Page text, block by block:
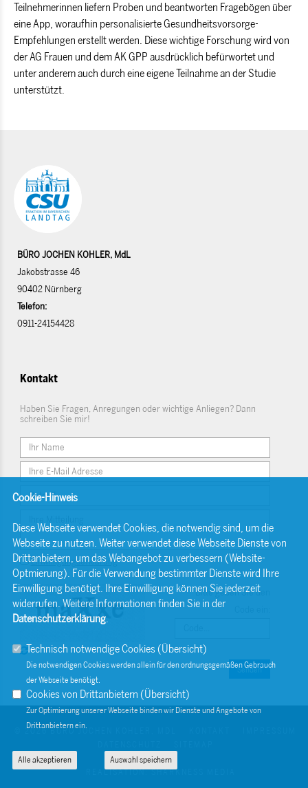
Teilnehmerinnen liefern Proben und beantworten Fragebögen über
eine App, woraufhin personalisierte Gesundheitsvorsorge-
Empfehlungen erstellt werden. Diese wichtige Forschung wird von
der AG Frauen und dem AK GPP ausdrücklich befürwortet und
unter anderem auch durch eine eigene Teilnahme an der Studie
unterstützt.
BÜRO JOCHEN KOHLER, MdL
Jakobstrasse 46
90402 Nürnberg
Telefon:
0911-24154428
Kontakt
Haben Sie Fragen, Anregungen oder wichtige Anliegen? Dann
schreiben Sie mir!
Einwilligungserklärung
Bitte geben Sie den
Senden
© 2026 BÜRO JOCHEN KOHLER, MDL
REALISATION: SHARKNESS MEDIA
Cookie-Hinweis
Diese Webseite verwendet Cookies, die notwendig sind, um die
Webseite zu nutzen. Weiter verwendet diese Webseite Dienste von
Drittanbietern, um das Webangebot zu verbessern (Website-
Optmierung). Für die Verwendung bestimmter Dienste wird Ihre
Einwilligung benötigt. Ihre Einwilligung können Sie jederzeit
widerrufen. Weitere Informationen finden Sie in der
Datenschutzerklärung.
Technisch notwendige Cookies (Übersicht)
Die notwendigen Cookies werden allein für den ordnungsgemäßen Gebrauch
der Webseite benötigt.
Cookies von Drittanbietern (Übersicht)
Zur Optimierung unserer Webseite binden wir Dienste und Angebote von
Drittanbietern ein.
Alle akzeptieren Auswahl speichern